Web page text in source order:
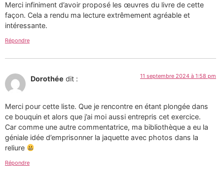
Merci infiniment d’avoir proposé les œuvres du livre de cette
façon. Cela a rendu ma lecture extrêmement agréable et
intéressante.
Répondre
Dorothée dit : 11 septembre 2024 à 1:58 pm
Merci pour cette liste. Que je rencontre en étant plongée dans
ce bouquin et alors que j’ai moi aussi entrepris cet exercice.
Car comme une autre commentatrice, ma bibliothèque a eu la
géniale idée d’emprisonner la jaquette avec photos dans la
reliure
Répondre